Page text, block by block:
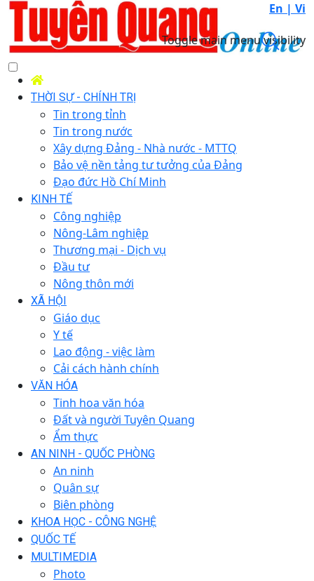
En | Vi
Toggle main menu visibility
THỜI SỰ - CHÍNH TRỊ
Tin trong tỉnh
Tin trong nước
Xây dựng Đảng - Nhà nước - MTTQ
Bảo vệ nền tảng tư tưởng của Đảng
Đạo đức Hồ Chí Minh
KINH TẾ
Công nghiệp
Nông-Lâm nghiệp
Thương mại - Dịch vụ
Đầu tư
Nông thôn mới
XÃ HỘI
Giáo dục
Y tế
Lao động - việc làm
Cải cách hành chính
VĂN HÓA
Tinh hoa văn hóa
Đất và người Tuyên Quang
Ẩm thực
AN NINH - QUỐC PHÒNG
An ninh
Quân sự
Biên phòng
KHOA HỌC - CÔNG NGHỆ
QUỐC TẾ
MULTIMEDIA
Photo